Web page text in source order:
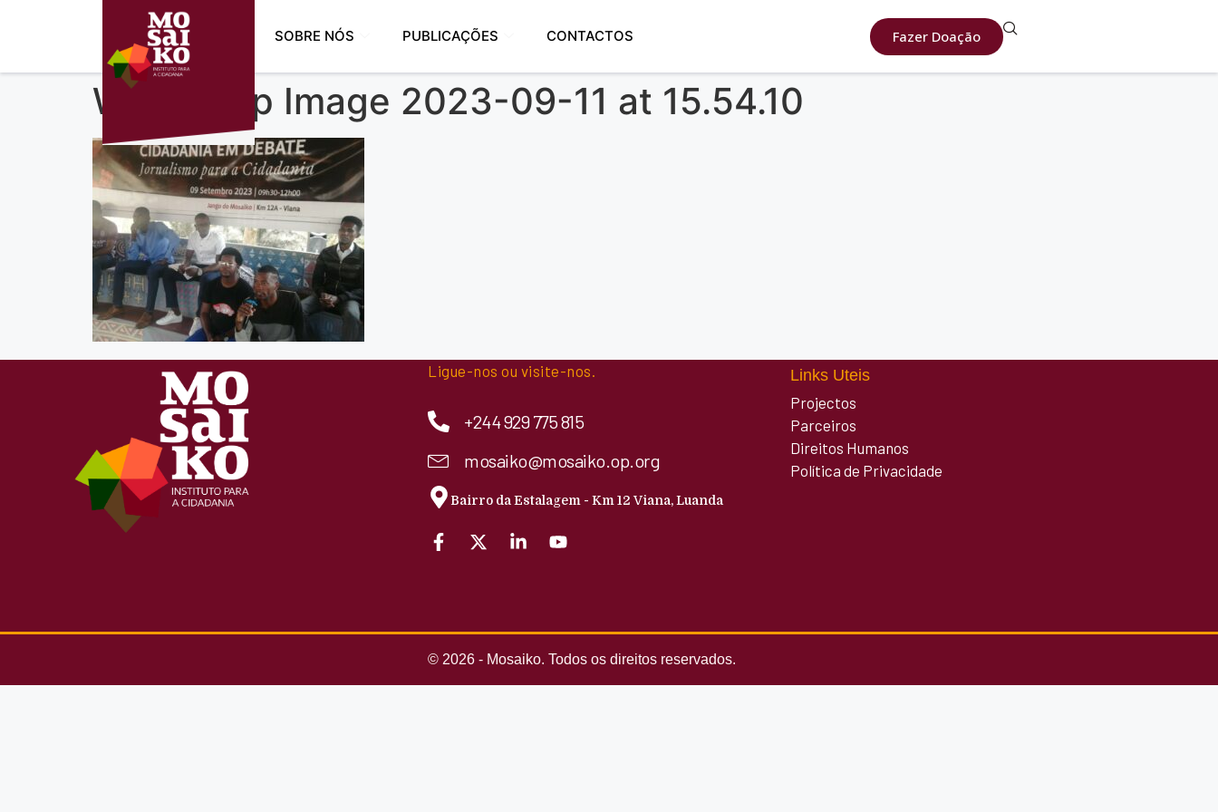
SOBRE NÓS PUBLICAÇÕES CONTACTOS Fazer Doação
WhatsApp Image 2023-09-11 at 15.54.10
Ligue-nos ou visite-nos.
+244 929 775 815
mosaiko@mosaiko.op.org
Bairro da Estalagem - Km 12 Viana, Luanda
Links Uteis
Projectos
Parceiros
Direitos Humanos
Política de Privacidade
© 2026 - Mosaiko. Todos os direitos reservados.